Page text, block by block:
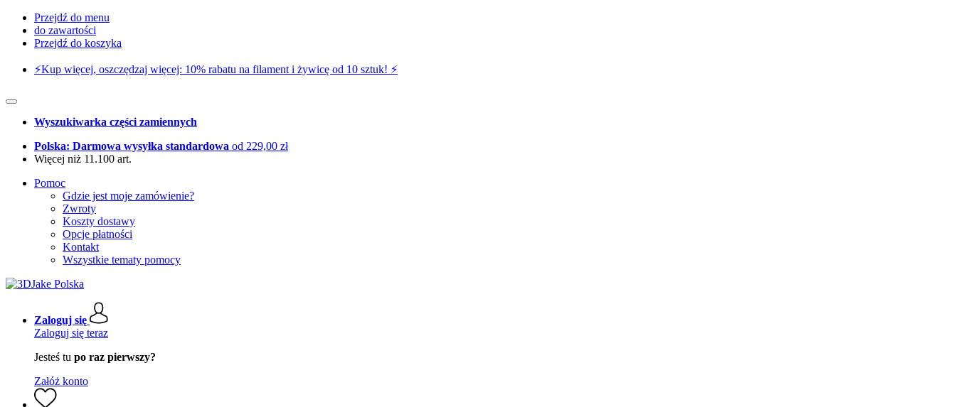
Przejdź do menu
do zawartości
Przejdź do koszyka
⚡️Kup więcej, oszczędzaj więcej: 10% rabatu na filament i żywicę od 10 sztuk! ⚡️
Wyszukiwarka części zamiennych
Polska: Darmowa wysyłka standardowa od 229,00 zł
Więcej niż 11.100 art.
Pomoc
Gdzie jest moje zamówienie?
Zwroty
Koszty dostawy
Opcje płatności
Kontakt
Wszystkie tematy pomocy
Zaloguj się
Zaloguj się teraz
Jesteś tu po raz pierwszy?
Załóż konto